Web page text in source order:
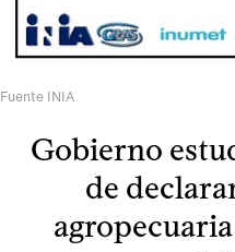
Fuente INIA
Gobierno
de